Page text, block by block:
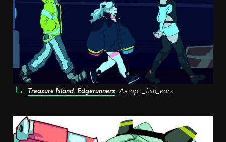
Treasure Island: Edgerunners. Автор: _fish_ears